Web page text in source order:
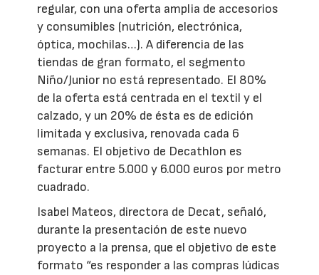
regular, con una oferta amplia de accesorios
y consumibles (nutrición, electrónica,
óptica, mochilas…). A diferencia de las
tiendas de gran formato, el segmento
Niño/Junior no está representado. El 80%
de la oferta está centrada en el textil y el
calzado, y un 20% de ésta es de edición
limitada y exclusiva, renovada cada 6
semanas. El objetivo de Decathlon es
facturar entre 5.000 y 6.000 euros por metro
cuadrado.
Isabel Mateos, directora de Decat, señaló,
durante la presentación de este nuevo
proyecto a la prensa, que el objetivo de este
formato “es responder a las compras lúdicas